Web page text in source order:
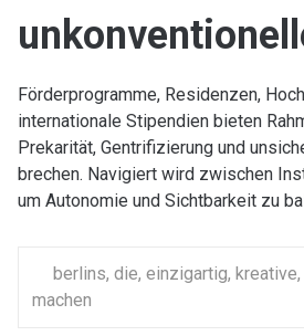
Förderprogramme, Residenzen,
internationale Stipendien bieten
Prekarität, Gentrifizierung und
brechen. Navigiert wird zwischen
um Autonomie und Sichtbarkeit zu
berlins, die, einzigartig, kreative,
machen